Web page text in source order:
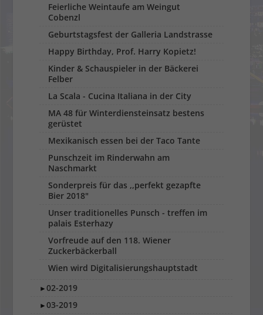
Feierliche Weintaufe am Weingut
Cobenzl
Geburtstagsfest der Galleria Landstrasse
Happy Birthday, Prof. Harry Kopietz!
Kinder & Schauspieler in der Bäckerei
Felber
La Scala - Cucina Italiana in der City
MA 48 für Winterdiensteinsatz bestens
gerüstet
Mexikanisch essen bei der Taco Tante
Punschzeit im Rinderwahn am
Naschmarkt
Sonderpreis für das ,,perfekt gezapfte
Bier 2018"
Unser traditionelles Punsch - treffen im
palais Esterhazy
Vorfreude auf den 118. Wiener
Zuckerbäckerball
Wien wird Digitalisierungshauptstadt
►02-2019
►03-2019